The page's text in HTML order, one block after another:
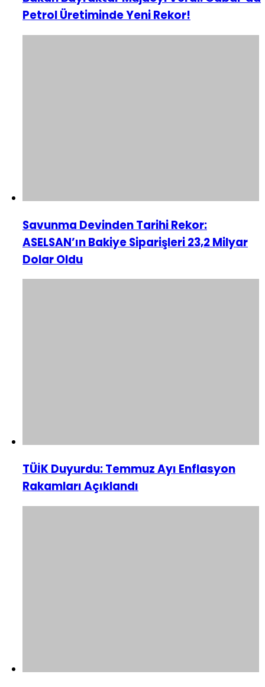
Petrol Üretiminde Yeni Rekor!
Savunma Devinden Tarihi Rekor:
ASELSAN’ın Bakiye Siparişleri 23,2 Milyar
Dolar Oldu
TÜİK Duyurdu: Temmuz Ayı Enflasyon
Rakamları Açıklandı